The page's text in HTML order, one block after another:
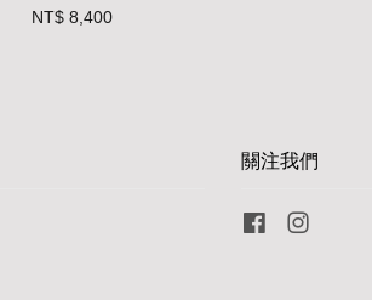
NT$ 8,400
關注我們
Facebook